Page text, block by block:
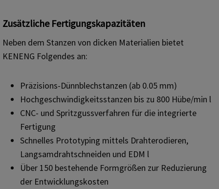
Zusätzliche Fertigungskapazitäten
Neben dem Stanzen von dicken Materialien bietet
KENENG Folgendes an:
Präzisions-Dünnblechstanzen (ab 0.05 mm)
Hochgeschwindigkeitsstanzen bis zu 800 Hübe/min l
CNC- und Spritzgussverfahren für die integrierte
Fertigung
Schnelles Prototyping mittels Drahterodieren,
Langsamdrahtschneiden und EDM l
Über 150 bestehende Formgrößen zur Reduzierung
der Entwicklungskosten